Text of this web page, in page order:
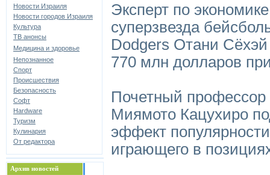
Новости Израиля
Новости городов Израиля
Культура
ТВ анонсы
Медицина и здоровье
Непознанное
Спорт
Происшествия
Безопасность
Софт
Hardware
Туризм
Кулинария
От редактора
Архив новостей
Эксперт по
суперзвезда
Dodgers Отани Сёхэй
770 млн долларов
Почетный профессор
Миямото Кацухиро
эффект
играющего в